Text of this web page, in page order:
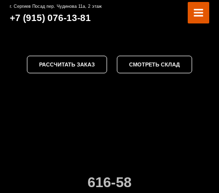
Перейти
г. Сергиев Посад пер. Чудинова 11а, 2 этаж
+7 (915) 076-13-81
РАССЧИТАТЬ ЗАКАЗ СМОТРЕТЬ СКЛАД
616-58